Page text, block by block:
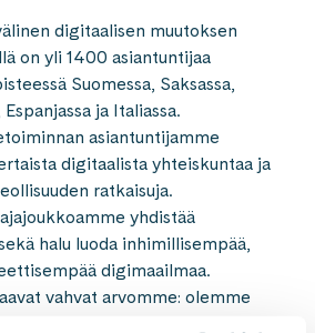
digitaalisen muutoksen
on yli 1400 asiantuntijaa
Suomessa, Saksassa,
ja Italiassa.
asiantuntijamme
digitaalista yhteiskuntaa ja
ratkaisuja.
yhdistää
halu luoda inhimillisempää,
digimaailmaa.
vahvat arvomme: olemme